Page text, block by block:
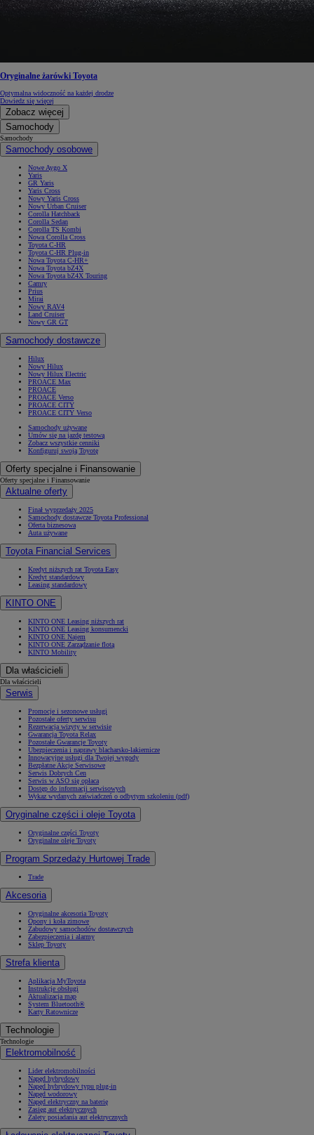
Oryginalne żarówki Toyota
Optymalna widoczność na każdej drodze
Dowiedz się więcej
Zobacz więcej
Samochody
Samochody
Samochody osobowe
Nowe Aygo X
Yaris
GR Yaris
Yaris Cross
Nowy Yaris Cross
Nowy Urban Cruiser
Corolla Hatchback
Corolla Sedan
Corolla TS Kombi
Nowa Corolla Cross
Toyota C-HR
Toyota C-HR Plug-in
Nowa Toyota C-HR+
Nowa Toyota bZ4X
Nowa Toyota bZ4X Touring
Camry
Prius
Mirai
Nowy RAV4
Land Cruiser
Nowy GR GT
Samochody dostawcze
Hilux
Nowy Hilux
Nowy Hilux Electric
PROACE Max
PROACE
PROACE Verso
PROACE CITY
PROACE CITY Verso
Samochody używane
Umów się na jazdę testową
Zobacz wszystkie cenniki
Konfiguruj swoją Toyotę
Oferty specjalne i Finansowanie
Oferty specjalne i Finansowanie
Aktualne oferty
Finał wyprzedaży 2025
Samochody dostawcze Toyota Professional
Oferta biznesowa
Auta używane
Toyota Financial Services
Kredyt niższych rat Toyota Easy
Kredyt standardowy
Leasing standardowy
KINTO ONE
KINTO ONE Leasing niższych rat
KINTO ONE Leasing konsumencki
KINTO ONE Najem
KINTO ONE Zarządzanie flotą
KINTO Mobility
Dla właścicieli
Dla właścicieli
Serwis
Promocje i sezonowe usługi
Pozostałe oferty serwisu
Rezerwacja wizyty w serwisie
Gwarancja Toyota Relax
Pozostałe Gwarancje Toyoty
Ubezpieczenia i naprawy blacharsko-lakiernicze
Innowacyjne usługi dla Twojej wygody
Bezpłatne Akcje Serwisowe
Serwis Dobrych Cen
Serwis w ASO się opłaca
Dostęp do informacji serwisowych
Wykaz wydanych zaświadczeń o odbytym szkoleniu (pdf)
Oryginalne części i oleje Toyota
Oryginalne części Toyoty
Oryginalne oleje Toyoty
Program Sprzedaży Hurtowej Trade
Trade
Akcesoria
Oryginalne akcesoria Toyoty
Opony i koła zimowe
Zabudowy samochodów dostawczych
Zabezpieczenia i alarmy
Sklep Toyoty
Strefa klienta
Aplikacja MyToyota
Instrukcje obsługi
Aktualizacja map
System Bluetooth®
Karty Ratownicze
Technologie
Technologie
Elektromobilność
Lider elektromobilności
Napęd hybrydowy
Napęd hybrydowy typu plug-in
Napęd wodorowy
Napęd elektryczny na baterię
Zasięg aut elektrycznych
Zalety posiadania aut elektrycznych